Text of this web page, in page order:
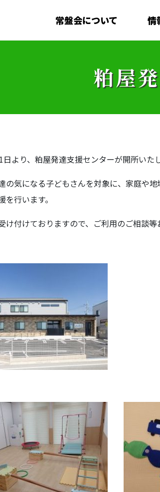
常盤会について 情
粕屋
より、粕屋発達支援センターが開所いた
の気になる子どもさんを対象に、家庭や
を行います。
け付けておりますので、ご利用のご相談等